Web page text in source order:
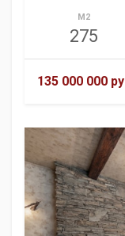
М2
275
135 000 000